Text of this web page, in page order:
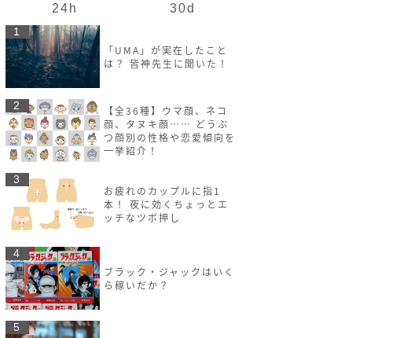
24h 30d
1
「UMA」が実在したこと
は？ 皆神先生に聞いた！
2
【全36種】ウマ顔、ネコ
顔、タヌキ顔…… どうぶ
つ顔別の性格や恋愛傾向を
一挙紹介！
3
お疲れのカップルに指1
本！ 夜に効くちょっとエ
ッチなツボ押し
4
ブラック・ジャックはいく
ら稼いだか？
5